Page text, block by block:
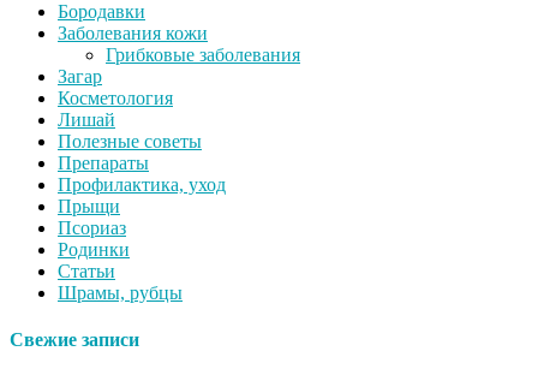
Бородавки
Заболевания кожи
Грибковые заболевания
Загар
Косметология
Лишай
Полезные советы
Препараты
Профилактика, уход
Прыщи
Псориаз
Родинки
Статьи
Шрамы, рубцы
Свежие записи